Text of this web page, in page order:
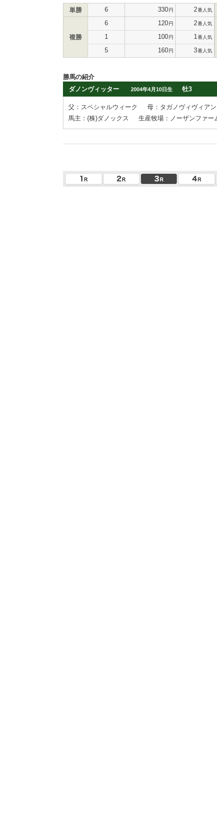
単勝 6 330円 2番人気
複勝
6 120円 2番人気
1 100円 1 番人気
5 160円 3番人気
勝馬の紹介
ダノンヴィッター
2004年4月10日生 牡3
父：スペシャルウィーク
母：タガノヴィヴィアン
馬主：(株)ダノックス
生産牧場：ノーザンファー